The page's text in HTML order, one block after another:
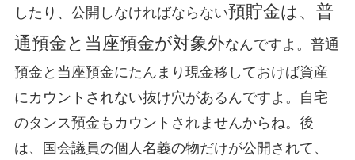
したり、公開しなければならない預貯金は、普
通預金と当座預金が対象外なんですよ。普通
預金と当座預金にたんまり現金移しておけば資産
にカウントされない抜け穴があるんですよ。自宅
のタンス預金もカウントされませんからね。後
は、国会議員の個人名義の物だけが公開されて、